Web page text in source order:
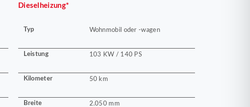
Dieselheizung*
Typ Wohnmobil oder -wagen
Leistung 103 KW / 140 PS
Kilometer 50 km
Breite 2.050 mm